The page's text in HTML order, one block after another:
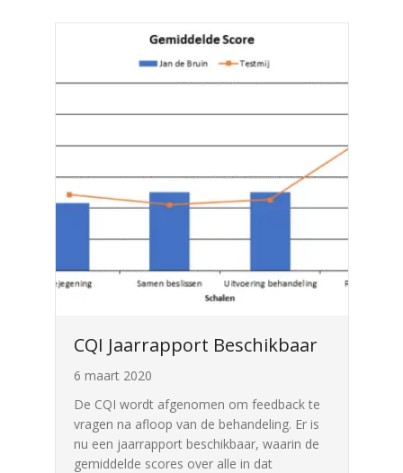
CQI Jaarrapport Beschikbaar
6 maart 2020
De CQI wordt afgenomen om feedback te
vragen na afloop van de behandeling. Er is
nu een jaarrapport beschikbaar, waarin de
gemiddelde scores over alle in dat